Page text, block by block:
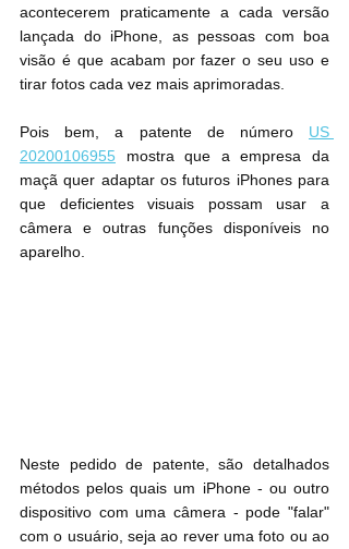
acontecerem praticamente a cada versão
lançada do iPhone, as pessoas com boa
visão é que acabam por fazer o seu uso e
tirar fotos cada vez mais aprimoradas.
Pois bem, a patente de número US
20200106955 mostra que a empresa da
maçã quer adaptar os futuros iPhones para
que deficientes visuais possam usar a
câmera e outras funções disponíveis no
aparelho.
Neste pedido de patente, são detalhados
métodos pelos quais um iPhone - ou outro
dispositivo com uma câmera - pode "falar"
com o usuário, seja ao rever uma foto ou ao